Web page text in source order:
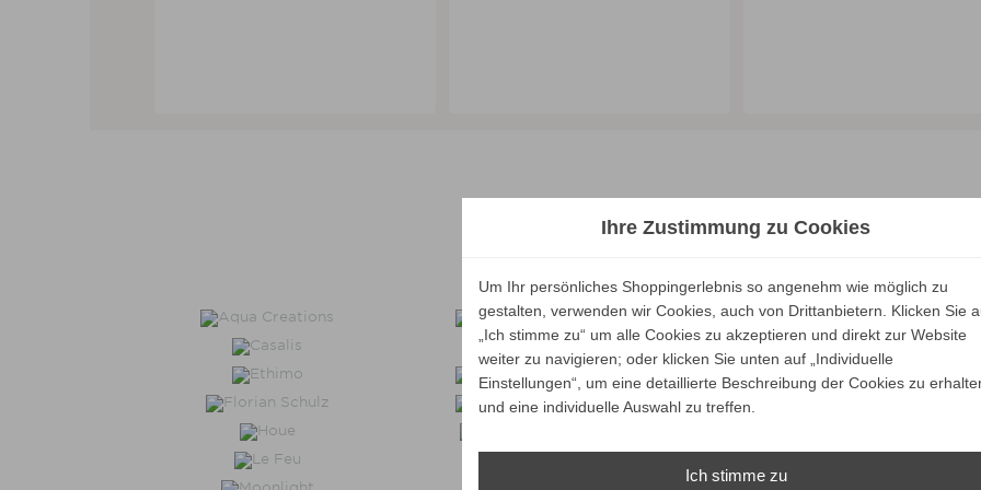
Ihre Zustimmung zu Cookies
Um Ihr persönliches Shoppingerlebnis so angenehm wie möglich zu
gestalten, verwenden wir Cookies, auch von Drittanbietern. Klicken Sie
„Ich stimme zu“ um alle Cookies zu akzeptieren und direkt zur Website
weiter zu navigieren; oder klicken Sie unten auf „Individuelle
Einstellungen“, um eine detaillierte Beschreibung der Cookies zu
und eine individuelle Auswahl zu treffen.
Ich stimme zu